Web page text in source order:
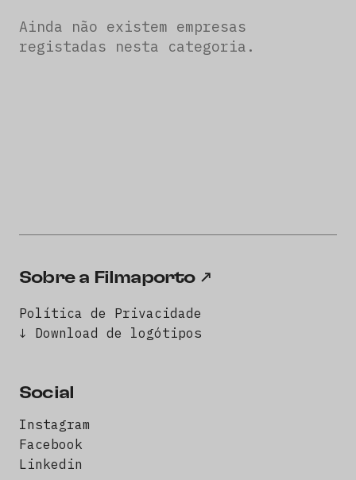
Ainda não existem empresas
registadas nesta categoria.
Sobre a Filmaporto
Política de Privacidade
↓ Download de logótipos
Social
Instagram
Facebook
Linkedin